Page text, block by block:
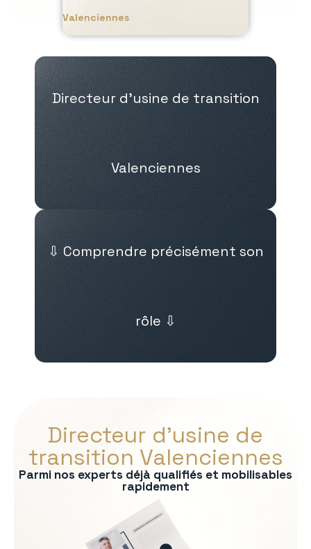
Valenciennes
Directeur d’usine de transition
Valenciennes
⇩ Comprendre précisément son
rôle ⇩
Directeur d’usine de
transition Valenciennes
Parmi nos experts déjà qualifiés et mobilisables
rapidement